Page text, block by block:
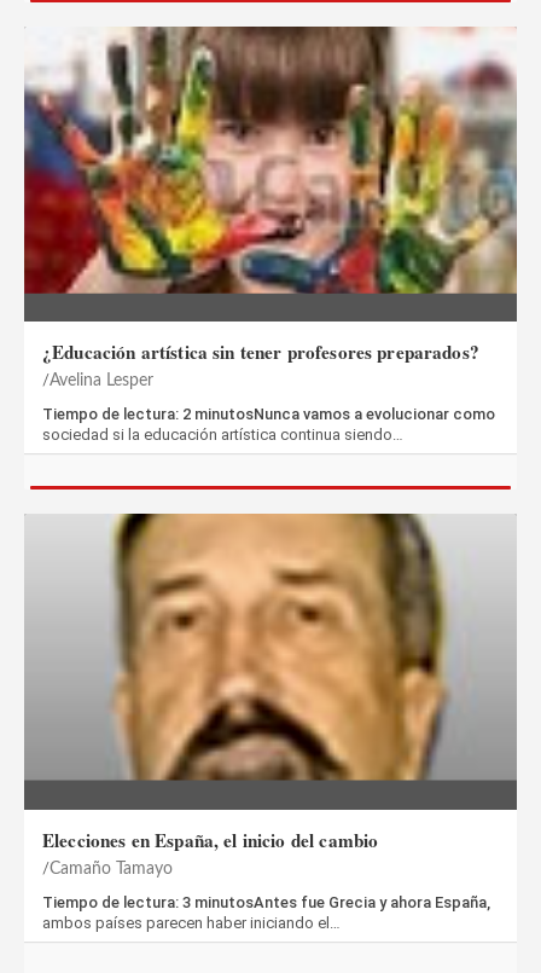
¿Educación artística sin tener profesores preparados?
Avelina Lesper
Tiempo de lectura: 2 minutosNunca vamos a evolucionar como
sociedad si la educación artística continua siendo…
Elecciones en España, el inicio del cambio
Camaño Tamayo
Tiempo de lectura: 3 minutosAntes fue Grecia y ahora España,
ambos países parecen haber iniciando el…